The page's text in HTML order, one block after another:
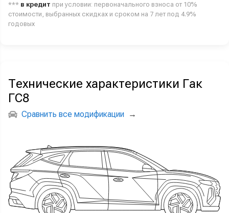
*** в кредит при условии: первоначального взноса от 10%
стоимости, выбранных скидках и сроком на 7 лет под 4.9%
годовых
Технические характеристики Гак
ГС8
Сравнить все модификации →